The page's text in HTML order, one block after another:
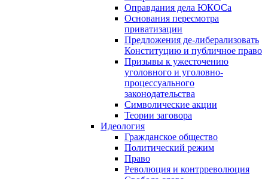
Оправдания дела ЮКОСа
Основания пересмотра
приватизации
Предложения де-либерализовать
Конституцию и публичное право
Призывы к ужесточению
уголовного и уголовно-
процессуального
законодательства
Символические акции
Теории заговора
Идеология
Гражданское общество
Политический режим
Право
Революция и контрреволюция